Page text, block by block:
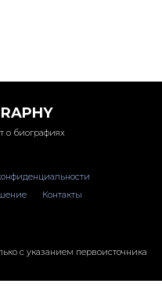
о биографиях
Контакты
с указанием первоисточника